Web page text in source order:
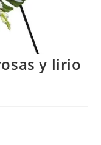
y lirio